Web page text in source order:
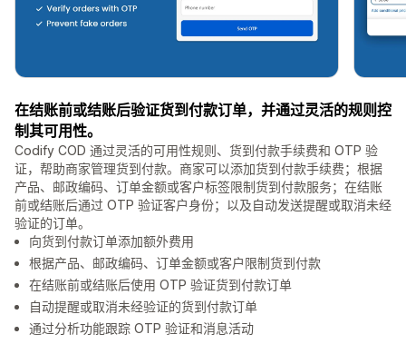
在结账前或结账后验证货到付款订单，并通过灵活的规则控
制其可用性。
Codify COD 通过灵活的可用性规则、货到付款手续费和 OTP 验
证，帮助商家管理货到付款。商家可以添加货到付款手续费；根据
产品、邮政编码、订单金额或客户标签限制货到付款服务；在结账
前或结账后通过 OTP 验证客户身份；以及自动发送提醒或取消未经
验证的订单。
向货到付款订单添加额外费用
根据产品、邮政编码、订单金额或客户限制货到付款
在结账前或结账后使用 OTP 验证货到付款订单
自动提醒或取消未经验证的货到付款订单
通过分析功能跟踪 OTP 验证和消息活动